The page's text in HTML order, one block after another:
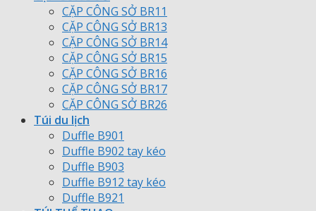
CẶP CÔNG SỞ BR11
CẶP CÔNG SỞ BR13
CẶP CÔNG SỞ BR14
CẶP CÔNG SỞ BR15
CẶP CÔNG SỞ BR16
CẶP CÔNG SỞ BR17
CẶP CÔNG SỞ BR26
Túi du lịch
Duffle B901
Duffle B902 tay kéo
Duffle B903
Duffle B912 tay kéo
Duffle B921